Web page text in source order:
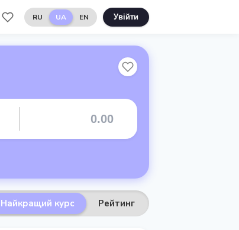
RU UA EN Увійти
Найкращий курс Рейтинг